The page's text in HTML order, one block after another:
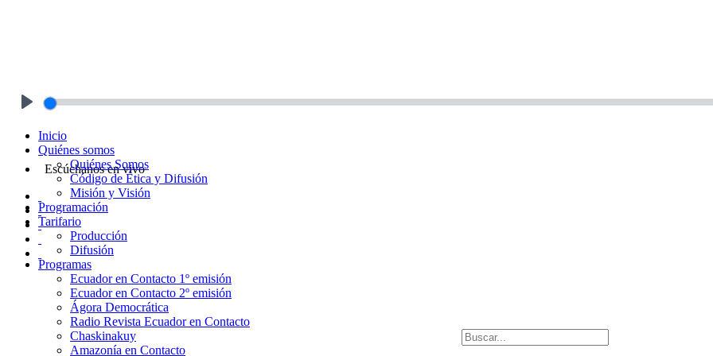
Escúchanos en vivo
Inicio
Quiénes somos
Quiénes Somos
Código de Ética y Difusión
Misión y Visión
Programación
Tarifario
Producción
Difusión
Programas
Ecuador en Contacto 1º emisión
Ecuador en Contacto 2º emisión
Ágora Democrática
Radio Revista Ecuador en Contacto
Chaskinakuy
Amazonía en Contacto